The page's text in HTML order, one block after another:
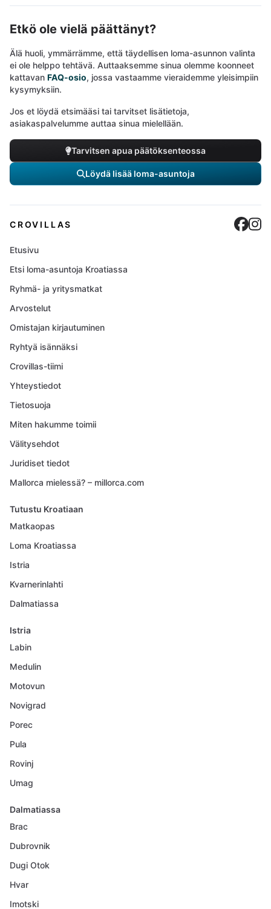
Etkö ole vielä päättänyt?
Älä huoli, ymmärrämme, että täydellisen loma-asunnon valinta
ei ole helppo tehtävä. Auttaaksemme sinua olemme koonneet
kattavan FAQ-osio, jossa vastaamme vieraidemme yleisimpiin
kysymyksiin.
Jos et löydä etsimääsi tai tarvitset lisätietoja,
asiakaspalvelumme auttaa sinua mielellään.
Tarvitsen apua päätöksenteossa
Löydä lisää loma-asuntoja
CROVILLAS
Etusivu
Etsi loma-asuntoja Kroatiassa
Ryhmä- ja yritysmatkat
Arvostelut
Omistajan kirjautuminen
Ryhtyä isännäksi
Crovillas-tiimi
Yhteystiedot
Tietosuoja
Miten hakumme toimii
Välitysehdot
Juridiset tiedot
Mallorca mielessä? – millorca.com
Tutustu Kroatiaan
Matkaopas
Loma Kroatiassa
Istria
Kvarnerinlahti
Dalmatiassa
Istria
Labin
Medulin
Motovun
Novigrad
Porec
Pula
Rovinj
Umag
Dalmatiassa
Brac
Dubrovnik
Dugi Otok
Hvar
Imotski